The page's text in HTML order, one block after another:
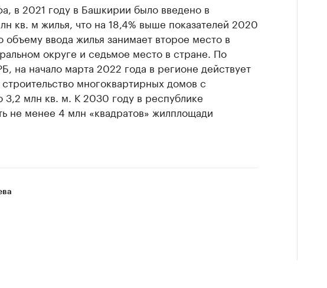
в 2021 году в Башкирии было введено в
кв. м жилья, что на 18,4% выше показателей 2020
объему ввода жилья занимает второе место в
округе и седьмое место в стране. По
на начало марта 2022 года в регионе действует
многоквартирных домов с
3,2 млн кв. м. К 2030 году в республике
не менее 4 млн «квадратов» жилплощади